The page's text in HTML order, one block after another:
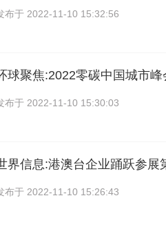
布于 2022-11-10 15:32:56
球聚焦:2022零碳中国城市峰
布于 2022-11-10 15:30:03
界信息:港澳台企业踊跃参展
布于 2022-11-10 15:26:43